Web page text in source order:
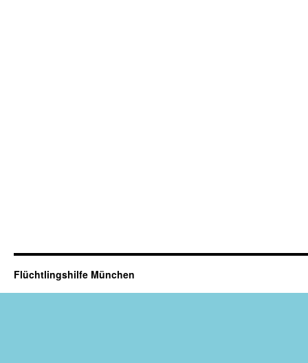
Flüchtlingshilfe München